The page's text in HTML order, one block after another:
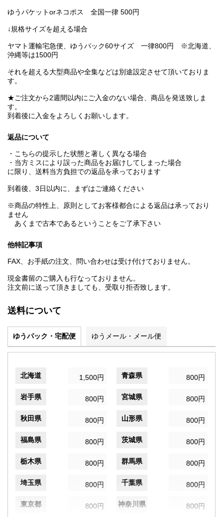
ゆうパケットorネコポス 全国一律 500円
↓規格サイズを超える場合
ヤマト運輸宅急便、ゆうパック60サイズ 一律800円 ※北海道、
沖縄等は1500円
それを超える大型商品や全集などは別途設定させて頂いておりま
す。
★ご注文から2週間以内にご入金のない場合、商品を発送致しま
す。
到着後に入金をよろしくお願いします。
返品について
・こちらの提示した状態と著しく異なる場合
・当方ミスにより誤った商品をお届けしてしまった場合
に限り、送料当方負担での返品を承っております
到着後、3日以内に、まずはご連絡ください
※商品の特性上、原則としてお客様都合による返品は承っており
ません
あくまで古本であるということをご了承下さい
他特記事項
FAX、お手紙の注文、問い合わせは受け付けておりません。
現金書留のご購入も行なっておりません。
注文前に送って頂きましても、受取り拒否致します。
送料について
ゆうパック・宅配便 ゆうメール・メール便
北海道 1,500円 青森県 800円
岩手県 800円 宮城県 800円
秋田県 800円 山形県 800円
福島県 800円 茨城県 800円
栃木県 800円 群馬県 800円
埼玉県 800円 千葉県 800円
東京都 800円 神奈川県 800円